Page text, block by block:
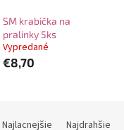
SM krabička na
pralinky 5ks
Vypredané
€8,70
Najlacnejšie Najdrahšie